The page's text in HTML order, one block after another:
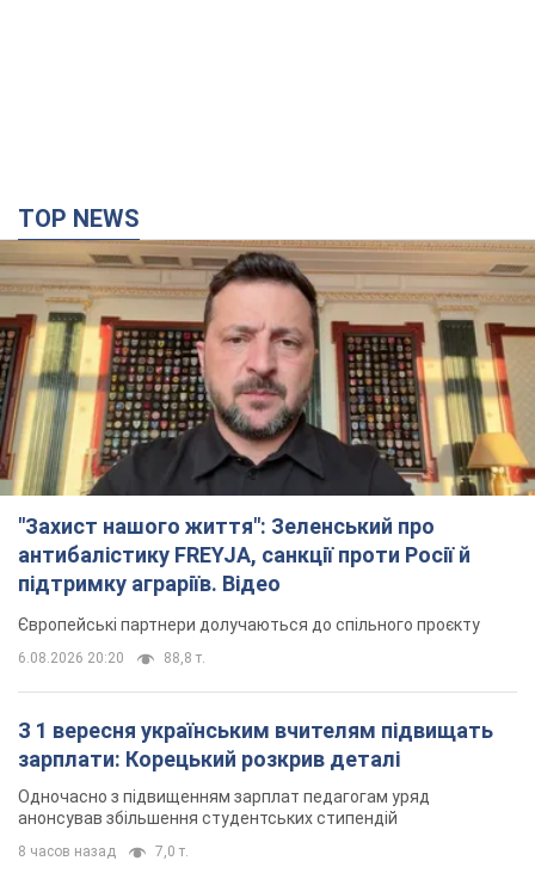
"Захист нашого життя": Зеленський про
антибалістику FREYJA, санкції проти Росії й
підтримку аграріїв. Відео
Європейські партнери долучаються до спільного проєкту
6.08.2026 20:20 88,8 т.
З 1 вересня українським вчителям підвищать
зарплати: Корецький розкрив деталі
Одночасно з підвищенням зарплат педагогам уряд
анонсував збільшення студентських стипендій
8 часов назад
"Нам теж вони потрібні": Трамп відповів на
прохання Зеленського щодо передачі Україні
ракет для Patriot
7 часов назад 2,5 т.